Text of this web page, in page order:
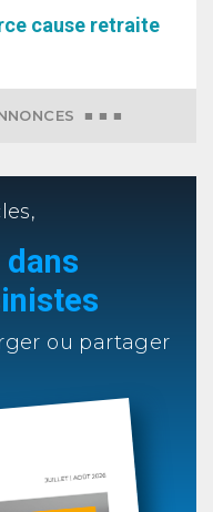
cause retraite
■ ■ ■
dans
ou partager